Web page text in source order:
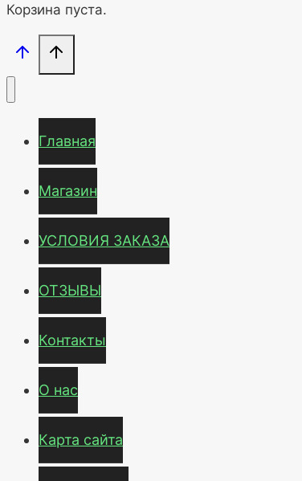
Корзина пуста.
Главная
Магазин
УСЛОВИЯ ЗАКАЗА
ОТЗЫВЫ
Контакты
О нас
Карта сайта